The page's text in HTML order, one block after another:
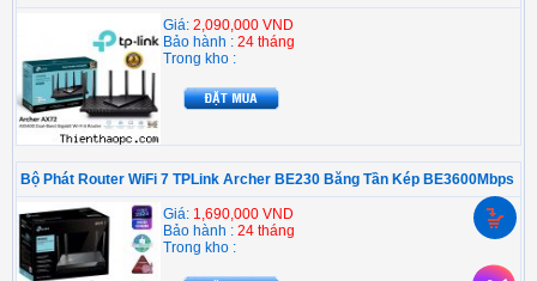
Giá: 2,090,000 VND
Bảo hành : 24 tháng
Trong kho :
Bộ Phát Router WiFi 7 TPLink Archer BE230 Băng Tần Kép BE3600Mbps
Giá: 1,690,000 VND
Bảo hành : 24 tháng
Trong kho :